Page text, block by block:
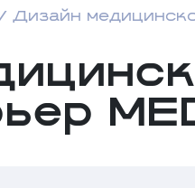
Дизайн